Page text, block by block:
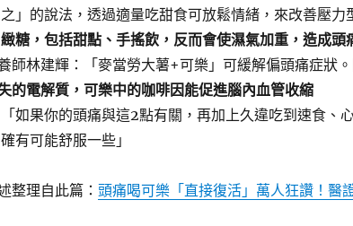
之」的說法，透過適量吃甜食可放鬆情緒，來改善壓力
緻糖，包括甜點、手搖飲，反而會使濕氣加重，造成頭
師林建輝：「麥當勞大薯+可樂」可緩解偏頭痛症狀
的電解質，可樂中的咖啡因能促進腦內血管收縮
「如果你的頭痛與這2點有關，再加上久違吃到速食、
確有可能舒服一些」
整理自此篇： 頭痛喝可樂「直接復活」萬人狂讚！醫